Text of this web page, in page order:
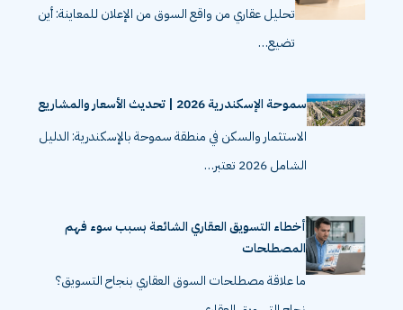
تحليل عقاري من واقع السوق من الإعلان للمعاينة: أين
تضيع…
سموحة الإسكندرية 2026 | تحديث الأسعار والمشاريع
الاستثمار والسكن في منطقة سموحة بالإسكندرية: الدليل
الشامل 2026 تعتبر…
أخطاء التسويق العقاري الشائعة بسبب سوء فهم
المصطلحات
ما علاقة مصطلحات السوق العقاري بنجاح التسويق؟